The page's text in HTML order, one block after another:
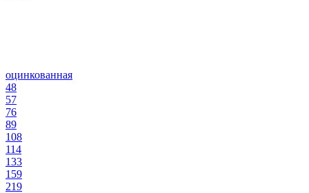
оцинкованная
48
57
76
89
108
114
133
159
219